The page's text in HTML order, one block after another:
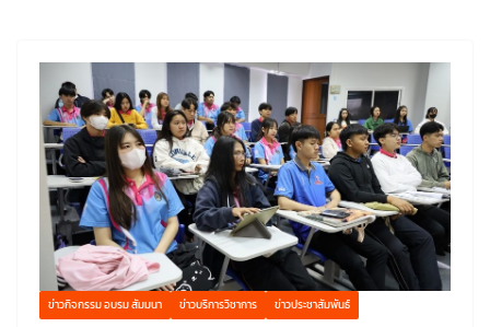
ข่าวกิจกรรม อบรม สัมมนา ข่าวบริการวิชาการ ข่าวประชาสัมพันธ์